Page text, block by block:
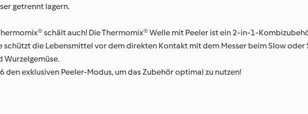
getrennt lagern.
schält auch! Die Thermomix® Welle mit Peeler ist ein 2-in-1-
schützt die Lebensmittel vor dem direkten Kontakt mit dem Messer beim Slow
Wurzelgemüse.
den exklusiven Peeler-Modus, um das Zubehör optimal zu nutzen!